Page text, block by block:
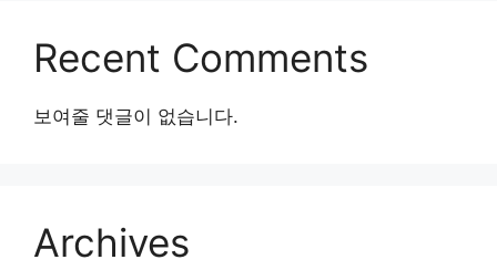
Recent Comments
보여줄 댓글이 없습니다.
Archives